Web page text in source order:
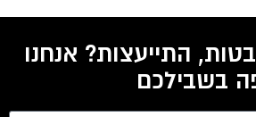
התייעצות? אנחנו
בשבילכם